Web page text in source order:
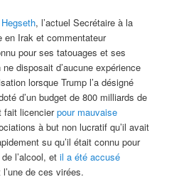
, l’actuel Secrétaire à la
en Irak et commentateur
pour ses tatouages et ses
disposait d’aucune expérience
lorsque Trump l’a désigné
d’un budget de 800 milliards de
fait licencierpour mauvaise
à but non lucratif qu’il avait
su qu’il était connu pour
l’alcool, etil a été accusé
l’une de ces virées.